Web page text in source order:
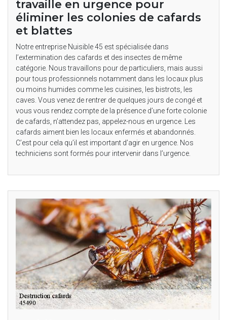
travaille en urgence pour
éliminer les colonies de cafards
et blattes
Notre entreprise Nuisible 45 est spécialisée dans
l’extermination des cafards et des insectes de même
catégorie. Nous travaillons pour de particuliers, mais aussi
pour tous professionnels notamment dans les locaux plus
ou moins humides comme les cuisines, les bistrots, les
caves. Vous venez de rentrer de quelques jours de congé et
vous vous rendez compte de la présence d’une forte colonie
de cafards, n’attendez pas, appelez-nous en urgence. Les
cafards aiment bien les locaux enfermés et abandonnés.
C’est pour cela qu’il est important d’agir en urgence. Nos
techniciens sont formés pour intervenir dans l’urgence.